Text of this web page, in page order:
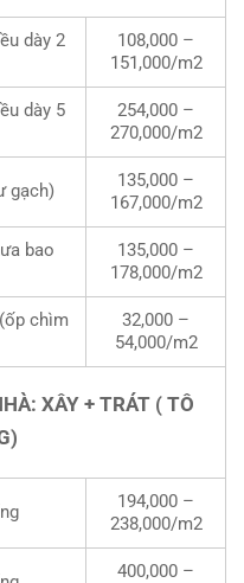
dày 2
108,000 –
151,000/m2
dày 5
254,000 –
270,000/m2
gạch)
135,000 –
167,000/m2
bao
135,000 –
178,000/m2
chìm
32,000 –
54,000/m2
XÂY + TRÁT ( TÔ
194,000 –
238,000/m2
400,000 –